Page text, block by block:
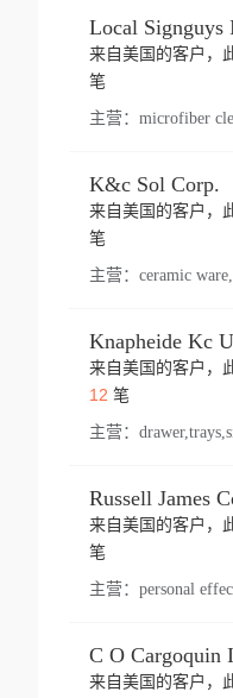
Local Signguys
来自美国的客户，
笔
主营： microfiber
K&c Sol Corp.
来自美国的客户，
笔
主营： ceramic
来自美国的客户，
12 笔
主营：
来自美国的客户，
笔
主营：
C O Cargoquin
来自美国的客户，